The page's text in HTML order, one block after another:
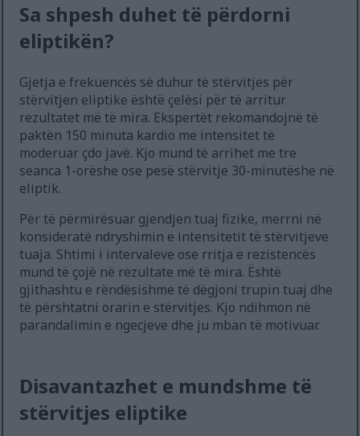
Sa shpesh duhet të përdorni
eliptikën?
Gjetja e frekuencës së duhur të stërvitjes për
stërvitjen eliptike është çelësi për të arritur
rezultatet më të mira. Ekspertët rekomandojnë të
paktën 150 minuta kardio me intensitet të
moderuar çdo javë. Kjo mund të arrihet me tre
seanca 1-orëshe ose pesë stërvitje 30-minutëshe në
eliptik.
Për të përmirësuar gjendjen tuaj fizike, merrni në
konsideratë ndryshimin e intensitetit të stërvitjeve
tuaja. Shtimi i intervaleve ose rritja e rezistencës
mund të çojë në rezultate më të mira. Është
gjithashtu e rëndësishme të dëgjoni trupin tuaj dhe
të përshtatni orarin e stërvitjes. Kjo ndihmon në
parandalimin e ngecjeve dhe ju mban të motivuar.
Disavantazhet e mundshme të
stërvitjes eliptike